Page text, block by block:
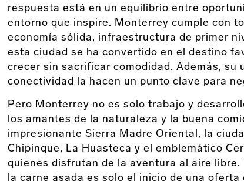
respuesta está en un equilibrio entre
entorno que inspire. Monterrey cumple con
economía sólida, infraestructura de primer
esta ciudad se ha convertido en el destino
crecer sin sacrificar comodidad. Además, su
conectividad la hacen un punto clave para
Pero Monterrey no es solo trabajo y
los amantes de la naturaleza y la buena
impresionante Sierra Madre Oriental, la
Chipinque, La Huasteca y el emblemático
quienes disfrutan de la aventura al aire libre.
la carne asada es solo el inicio de una